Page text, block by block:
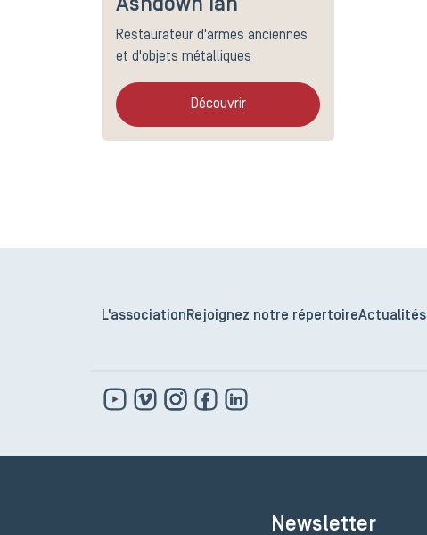
Ashdown Ian
Restaurateur d'armes anciennes
et d'objets métalliques
Découvrir
L'association Rejoignez notre répertoireActualités
Newsletter